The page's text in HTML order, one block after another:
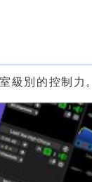
級別的控制力。